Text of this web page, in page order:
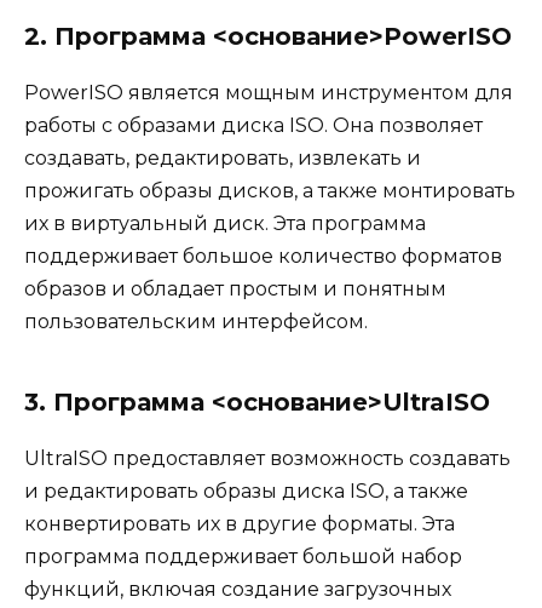
2. Программа <основание>PowerISO
PowerISO является мощным инструментом для
работы с образами диска ISO. Она позволяет
создавать, редактировать, извлекать и
прожигать образы дисков, а также монтировать
их в виртуальный диск. Эта программа
поддерживает большое количество форматов
образов и обладает простым и понятным
пользовательским интерфейсом.
3. Программа <основание>UltraISO
UltraISO предоставляет возможность создавать
и редактировать образы диска ISO, а также
конвертировать их в другие форматы. Эта
программа поддерживает большой набор
функций, включая создание загрузочных